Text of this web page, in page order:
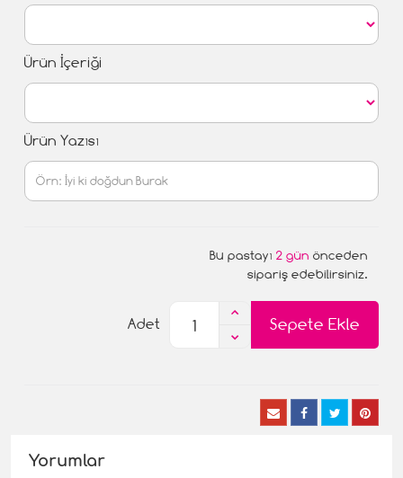
Ürün İçeriği
Ürün Yazısı
Bu pastayı 2 gün önceden
sipariş edebilirsiniz.
Sepete Ekle
Adet
Yorumlar